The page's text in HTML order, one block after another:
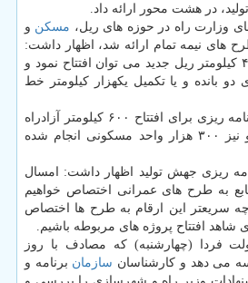
در هشت محور ارائه داد.
های وزارت راه در حوزه های ریل، مسكن و
های نیمه تمام ارائه شد، اظهار داشت:
براین اساس یكهزار و ۴۰۰ كیلومتر ریل جدید می توان افتتاح نمود و
بانده و یا تكمیل یكهزار كیلومتر خط
همچنین از طرف دیگر برنامه ریزی برای افتتاح ۶۰۰ كیلومتر آزادراه
و ۸۵۰ كیلومتر بزرگراه و نیز ۳۰۰ هزار واحد مسكونی انجام شده
ریزی جهش تولید اظهار داشت: امسال
منابع به طرح های عمرانی اختصاص خواهیم
سریعتر این ارقام به طرح ها اختصاص
شاهد افتتاح پروژه های مربوطه باشیم.
فردا (چهارشنبه) كه مصادف با روز
می دهد و كارشناسان سازمان برنامه و
وزیر راه و شهرسازی را بررسی و